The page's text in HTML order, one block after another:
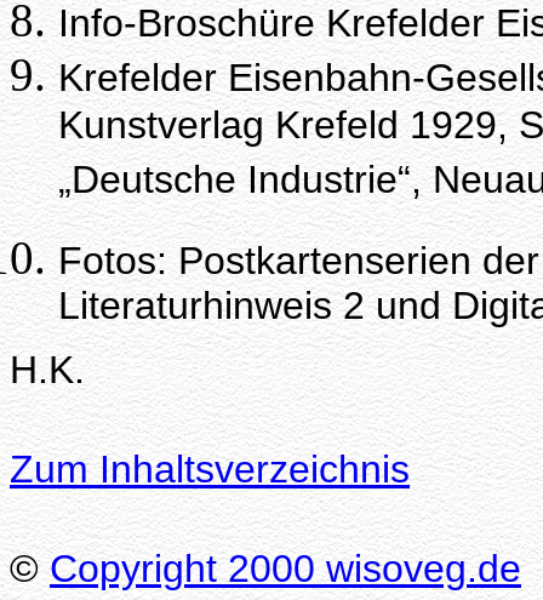
Info-Broschüre Krefelder
Krefelder Eisenbahn-
Kunstverlag Krefeld 1929,
„Deutsche Industrie“,
Fotos: Postkartenserien
Literaturhinweis 2 und
H.K.
Zum Inhaltsverzeichnis
© Copyright 2000 wisoveg.de